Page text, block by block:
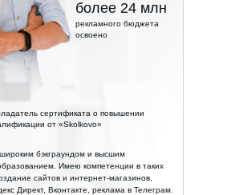
сертификата о повышении
от «Skolkovo»
более 24 млн
рекламного бюджета
освоено
бэкграундом и высшим
Имею компетенции в таких
сайтов и интернет-магазинов,
Директ, Вконтакте, реклама в Телеграм.